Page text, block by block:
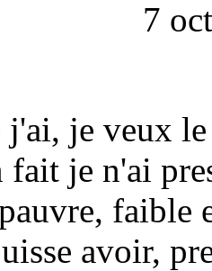
7
je veux
fait je n'ai
faible
avoir,